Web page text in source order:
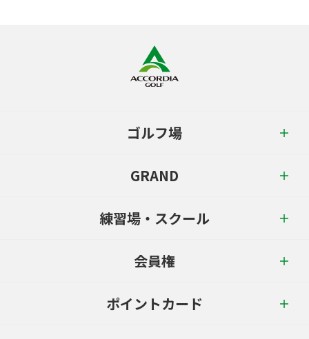
ゴルフ場
GRAND
練習場・スクール
会員権
ポイントカード